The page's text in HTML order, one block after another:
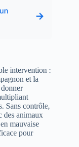
→
intervention :
et la
Sans contrôle,
des animaux
mauvaise
pour